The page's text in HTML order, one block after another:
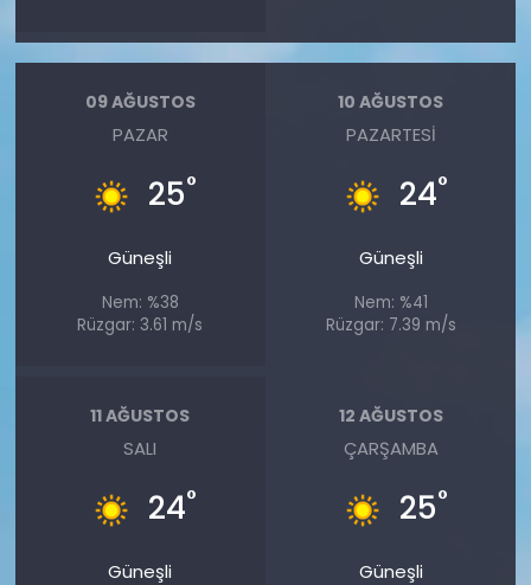
09 AĞUSTOS
PAZAR
25°
Güneşli
Nem: %38
Rüzgar: 3.61 m/s
10 AĞUSTOS
PAZARTESI
24°
Güneşli
Nem: %41
Rüzgar: 7.39 m/s
11 AĞUSTOS
SALI
24°
Güneşli
12 AĞUSTOS
ÇARŞAMBA
25°
Güneşli